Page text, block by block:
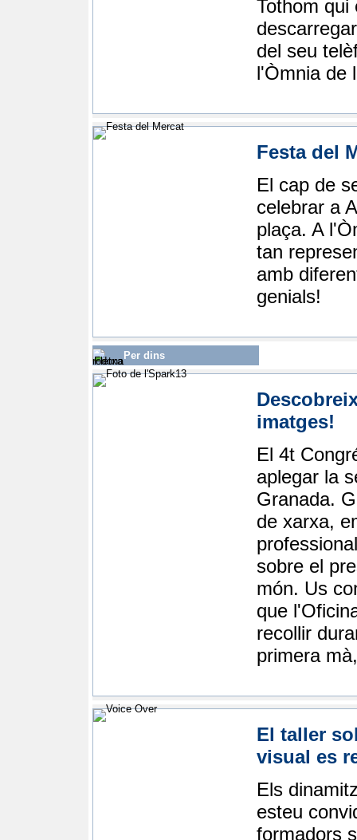
Tothom qui
del seu
l'Òmnia de
Festa del
El cap de
celebrar a
plaça. A
tan
amb
genials!
Per dins
imatges!
El 4t
aplegar la
Granada.
de xarxa,
sobre el
món. Us
que
recollir
primera
El taller
visual es
Els
esteu
formadors